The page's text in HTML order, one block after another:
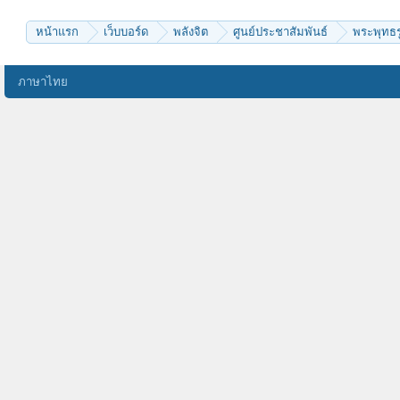
หน้าแรก เว็บบอร์ด พลังจิต ศูนย์ประชาสัมพันธ์ พระพุทธ
ภาษาไทย